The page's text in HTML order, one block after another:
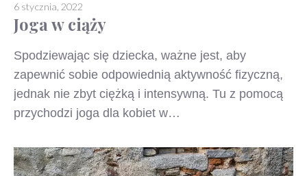
Joga w ciąży
6 stycznia, 2022
Spodziewając się dziecka, ważne jest, aby
zapewnić sobie odpowiednią aktywność fizyczną,
jednak nie zbyt ciężką i intensywną. Tu z pomocą
przychodzi joga dla kobiet w…